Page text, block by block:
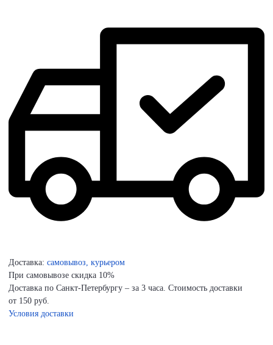
Доставка: самовывоз, курьером
При самовывозе скидка 10%
Доставка по Санкт-Петербургу – за 3 часа. Стоимость доставки
от 150 руб.
Условия доставки